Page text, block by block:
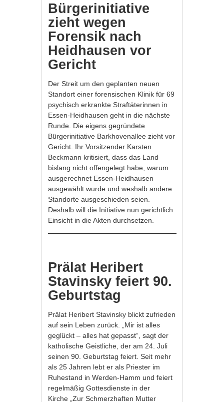
Bürgerinitiative
zieht wegen
Forensik nach
Heidhausen vor
Gericht
Der Streit um den geplanten neuen
Standort einer forensischen Klinik für 69
psychisch erkrankte Straftäterinnen in
Essen-Heidhausen geht in die nächste
Runde. Die eigens gegründete
Bürgerinitiative Barkhovenallee zieht vor
Gericht. Ihr Vorsitzender Karsten
Beckmann kritisiert, dass das Land
bislang nicht offengelegt habe, warum
ausgerechnet Essen-Heidhausen
ausgewählt wurde und weshalb andere
Standorte ausgeschieden seien.
Deshalb will die Initiative nun gerichtlich
Einsicht in die Akten durchsetzen.
Prälat Heribert
Stavinsky feiert 90.
Geburtstag
Prälat Heribert Stavinsky blickt zufrieden
auf sein Leben zurück. „Mir ist alles
geglückt – alles hat gepasst“, sagt der
katholische Geistliche, der am 24. Juli
seinen 90. Geburtstag feiert. Seit mehr
als 25 Jahren lebt er als Priester im
Ruhestand in Werden-Hamm und feiert
regelmäßig Gottesdienste in der
Kirche „Zur Schmerzhaften Mutter